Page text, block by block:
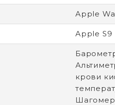
Apple
Apple S9
крови